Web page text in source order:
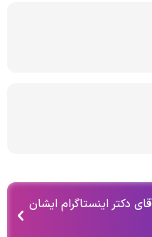
دکتر اینستاگرام ایشان